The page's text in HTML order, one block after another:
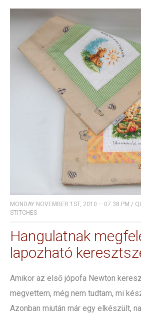
MONDAY NOVEMBER 1ST, 2010 – 07:38 PM /
STITCHES
Hangulatnak
lapozható
Amikor az első jópofa Newton
megvettem, még nem tudtam, mi
Azonban miután már egy elkészült,